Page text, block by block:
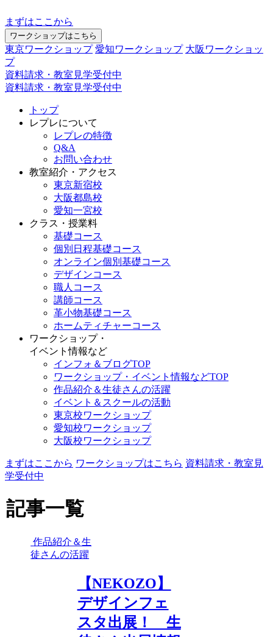
まずはここから
ワークショップはこちら
東京ワークショップ 愛知ワークショップ 大阪ワークショッ
プ
資料請求・教室見学受付中
資料請求・教室見学受付中
トップ
レプレについて
レプレの特徴
Q&A
お問い合わせ
教室紹介・アクセス
東京新宿校
大阪都島校
愛知一宮校
クラス・授業料
基礎コース
個別日程基礎コース
オンライン個別基礎コース
デザインコース
職人コース
講師コース
革小物基礎コース
ホームティチャーコース
ワークショップ・
イベント情報など
インフォ＆ブログTOP
ワークショップ・イベント情報などTOP
作品紹介＆生徒さんの活躍
イベント＆スクールの活動
東京校ワークショップ
愛知校ワークショップ
大阪校ワークショップ
まずはここから ワークショップはこちら 資料請求・教室見
学受付中
記事一覧
作品紹介＆生
徒さんの活躍
【NEKOZO】
デザインフェ
スタ出展！ 生